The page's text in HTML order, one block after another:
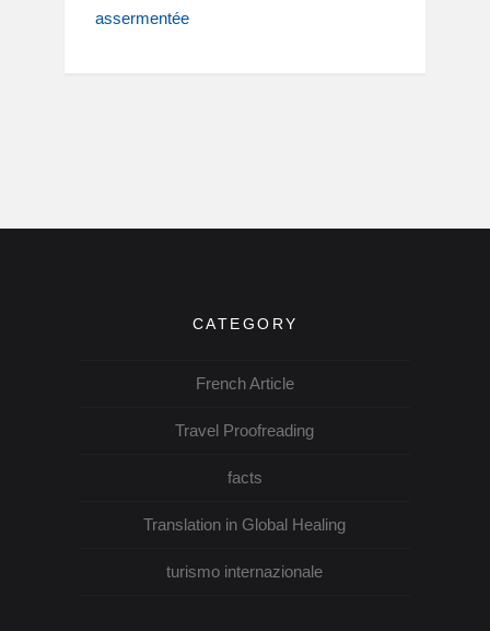
assermentée
CATEGORY
French Article
Travel Proofreading
facts
Translation in Global Healing
turismo internazionale